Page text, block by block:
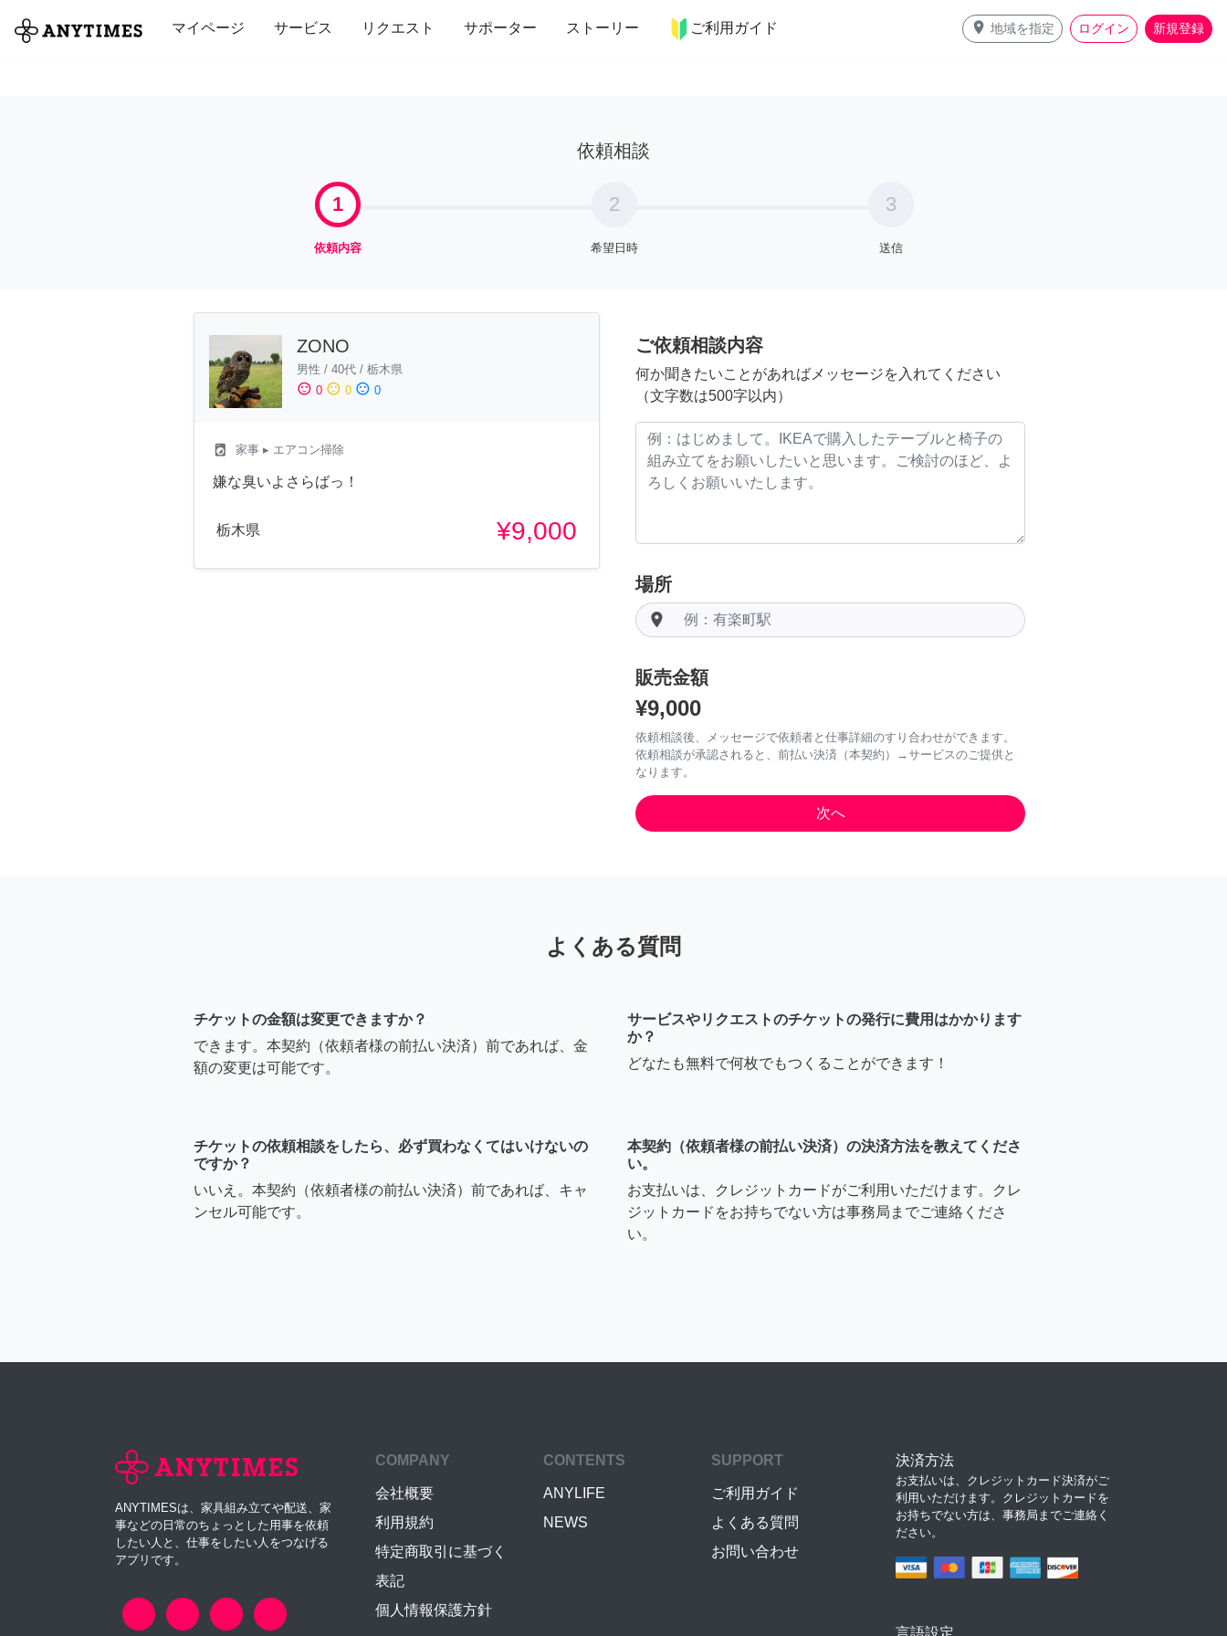
マイページ サービス リクエスト サポーター ストーリー ご利用ガイド place 地域を指定 ログイン 新規登録
全て 修理・組立 家事 引っ越し インテリア 趣味・習い事 ペット 料理
依頼相談
1
依頼内容
2
希望日時
3
送信
ZONO
男性 / 40代 / 栃木県
sentiment_satisfied 0 sentiment_neutral 0 sentiment_dissatisfied 0
local_laundry_service 家事 ▸ エアコン掃除
嫌な臭いよさらばっ！
栃木県 ¥9,000
ご依頼相談内容
何か聞きたいことがあればメッセージを入れてください
（文字数は500字以内）
場所
room
販売金額
¥9,000
依頼相談後、メッセージで依頼者と仕事詳細のすり合わせができます。
依頼相談が承認されると、前払い決済（本契約）→サービスのご提供と
なります。
よくある質問
チケットの金額は変更できますか？
できます。本契約（依頼者様の前払い決済）前であれば、金
額の変更は可能です。
サービスやリクエストのチケットの発行に費用はかかります
か？
どなたも無料で何枚でもつくることができます！
チケットの依頼相談をしたら、必ず買わなくてはいけないの
ですか？
いいえ。本契約（依頼者様の前払い決済）前であれば、キャ
ンセル可能です。
本契約（依頼者様の前払い決済）の決済方法を教えてくださ
い。
お支払いは、クレジットカードがご利用いただけます。クレ
ジットカードをお持ちでない方は事務局までご連絡くださ
い。
ANYTIMESは、家具組み立てや配送、家
事などの日常のちょっとした用事を依頼
したい人と、仕事をしたい人をつなげる
アプリです。
COMPANY
会社概要
利用規約
特定商取引に基づく
表記
個人情報保護方針
CONTENTS
ANYLIFE
NEWS
SUPPORT
ご利用ガイド
よくある質問
お問い合わせ
決済方法
お支払いは、クレジットカード決済がご
利用いただけます。クレジットカードを
お持ちでない方は、事務局までご連絡く
ださい。
言語設定